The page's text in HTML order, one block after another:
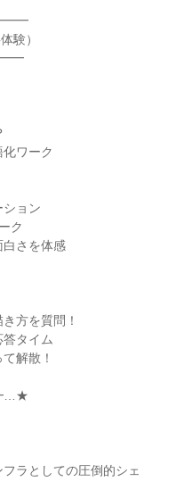
験）
ワーク
ション
ク
白さを体感
方を質問！
答タイム
解散！
ラとしての圧倒的シェ